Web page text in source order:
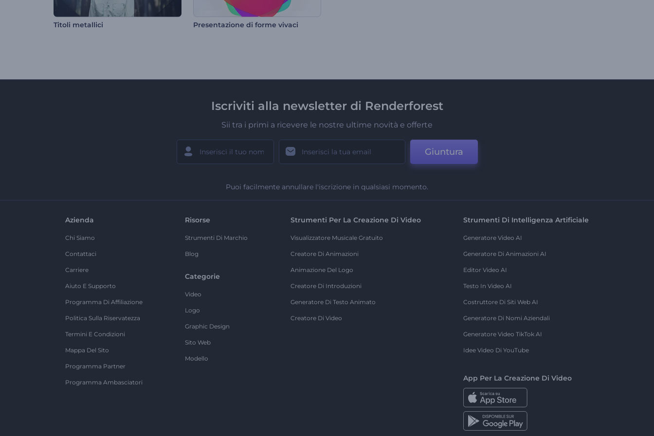
Titoli metallici Presentazione di forme vivaci
Iscriviti alla newsletter di Renderforest
Sii tra i primi a ricevere le nostre ultime novità e offerte
Giuntura
Puoi facilmente annullare l'iscrizione in qualsiasi momento.
Azienda
Chi Siamo
Contattaci
Carriere
Aiuto E Supporto
Programma Di Affiliazione
Politica Sulla Riservatezza
Termini E Condizioni
Mappa Del Sito
Programma Partner
Programma Ambasciatori
Risorse
Strumenti Di Marchio
Blog
Categorie
Video
Logo
Graphic Design
Sito Web
Modello
Strumenti Per La Creazione Di Video
Visualizzatore Musicale Gratuito
Creatore Di Animazioni
Animazione Del Logo
Creatore Di Introduzioni
Generatore Di Testo Animato
Creatore Di Video
Strumenti Di Intelligenza Artificiale
Generatore Video AI
Generatore Di Animazioni AI
Editor Video AI
Testo In Video AI
Costruttore Di Siti Web AI
Generatore Di Nomi Aziendali
Generatore Video TikTok AI
Idee Video Di YouTube
App Per La Creazione Di Video